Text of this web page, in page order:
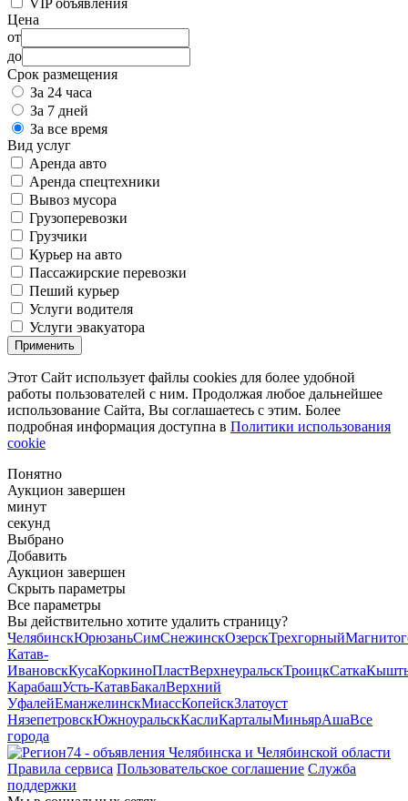
Цена
от
до
Срок размещения
За 24 часа
За 7 дней
За все время
Вид услуг
Аренда авто
Аренда спецтехники
Вывоз мусора
Грузоперевозки
Грузчики
Курьер на авто
Пассажирские перевозки
Пеший курьер
Услуги водителя
Услуги эвакуатора
Применить
Этот Сайт использует файлы cookies для более удобной
работы пользователей с ним. Продолжая любое дальнейшее
использование Сайта, Вы соглашаетесь с этим. Более
подробная информация доступна в Политики использования
cookie
Понятно
Аукцион завершен
минут
секунд
Выбрано
Добавить
Аукцион завершен
Скрыть параметры
Все параметры
Вы действительно хотите удалить страницу?
ЧелябинскЮрюзаньСимСнежинскОзерскТрехгорный
Катав-
ИвановскКусаКоркиноПластВерхнеуральскТроицкСатка
КарабашУсть-КатавБакалВерхний
УфалейЕманжелинскМиассКопейскЗлатоуст
НязепетровскЮжноуральскКаслиКарталыМиньярАшаВсе
города
Правила сервиса Пользовательское соглашение Служба
поддержки